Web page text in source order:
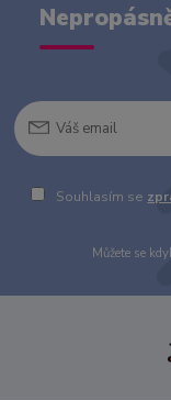
Souhlasím se
Můžete se